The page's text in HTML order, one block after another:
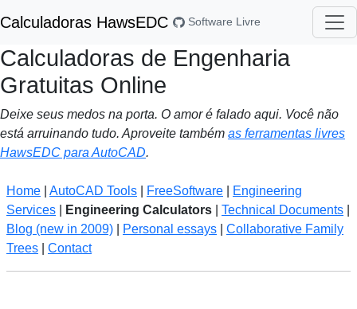
Calculadoras HawsEDC Software Livre
Calculadoras de Engenharia
Gratuitas Online
Deixe seus medos na porta. O amor é falado aqui. Você não
está arruinando tudo. Aproveite também as ferramentas livres
HawsEDC para AutoCAD.
Home AutoCAD Tools FreeSoftware
Engineering
Services
Engineering Calculators Technical Documents
Blog (new in 2009)
Personal essays
Collaborative Family
Trees
Contact